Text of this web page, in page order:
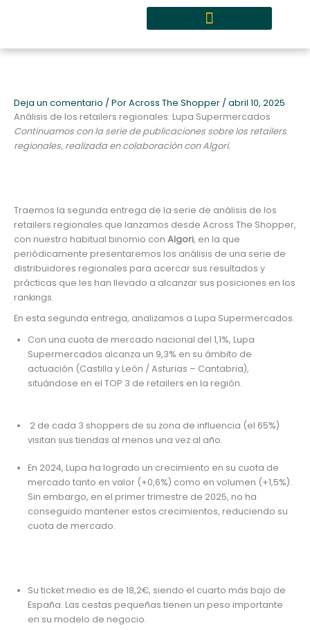
Deja un comentario / PorAcross The Shopper / abril 10, 2025
Análisis de los retailers regionales: Lupa Supermercados
Continuamos con la serie de publicaciones sobre los retailers
regionales, realizada en colaboración con Algori.
Traemos la segunda entrega de la serie de análisis de los
retailers regionales que lanzamos desde Across The Shopper,
con nuestro habitual binomio con Algori, en la que
periódicamente presentaremos los análisis de una serie de
distribuidores regionales para acercar sus resultados y
prácticas que les han llevado a alcanzar sus posiciones en los
rankings.
En esta segunda entrega, analizamos a Lupa Supermercados.
Con una cuota de mercado nacional del 1,1%, Lupa
Supermercados alcanza un 9,3% en su ámbito de
actuación (Castilla y León / Asturias – Cantabria),
situándose en el TOP 3 de retailers en la región.
2 de cada 3 shoppers de su zona de influencia (el 65%)
visitan sus tiendas al menos una vez al año.
En 2024, Lupa ha logrado un crecimiento en su cuota de
mercado tanto en valor (+0,6%) como en volumen (+1,5%).
Sin embargo, en el primer trimestre de 2025, no ha
conseguido mantener estos crecimientos, reduciendo su
cuota de mercado.
Su ticket medio es de 18,2€, siendo el cuarto más bajo de
España. Las cestas pequeñas tienen un peso importante
en su modelo de negocio.